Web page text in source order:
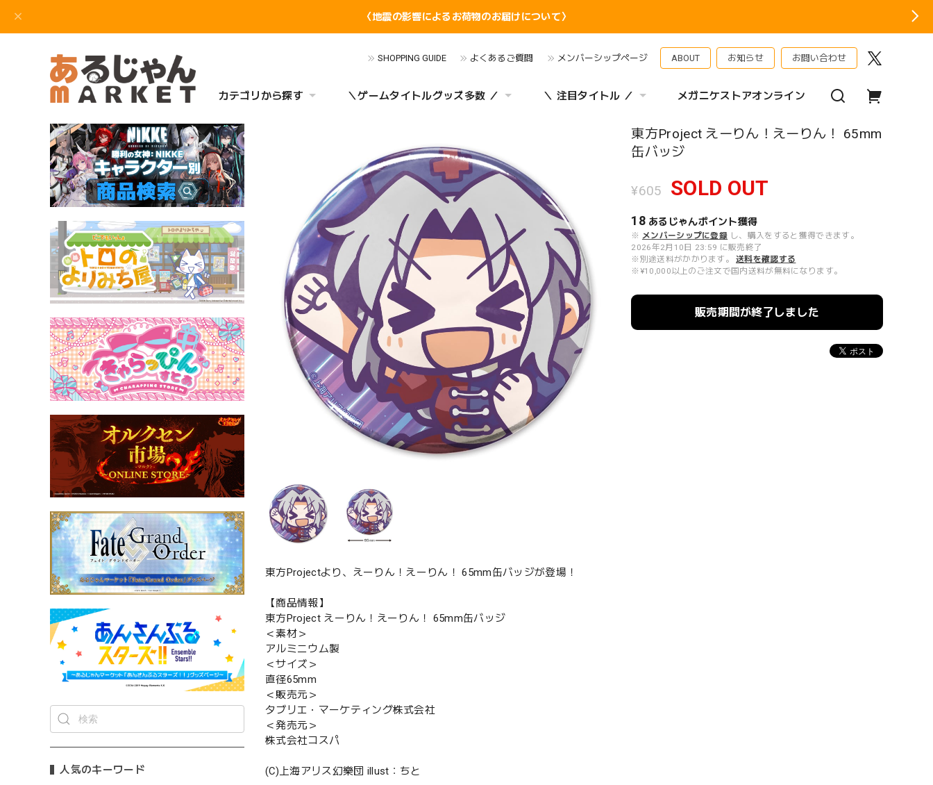
〈地震の影響によるお荷物のお届けについて〉
SHOPPING GUIDE よくあるご質問 メンバーシップページ ABOUT お知らせ お問い合わせ
カテゴリから探す ＼ゲームタイトルグッズ多数 ／ ＼ 注目タイトル ／ メガニケストアオンライン
人気のキーワード
東方Project えーりん！えーりん！ 65mm
缶バッジ
¥605 SOLD OUT
18 あるじゃんポイント獲得
※ メンバーシップに登録 し、購入をすると獲得できます。
2026年2月10日 23:59 に販売終了
※別途送料がかかります。
送料を確認する
※¥10,000以上のご注文で国内送料が無料になります。
販売期間が終了しました
東方Projectより、えーりん！えーりん！ 65mm缶バッジが登場！
【商品情報】
東方Project えーりん！えーりん！ 65mm缶バッジ
＜素材＞
アルミニウム製
＜サイズ＞
直径65mm
＜販売元＞
タブリエ・マーケティング株式会社
＜発売元＞
株式会社コスパ
(C)上海アリス幻樂団 illust：ちと